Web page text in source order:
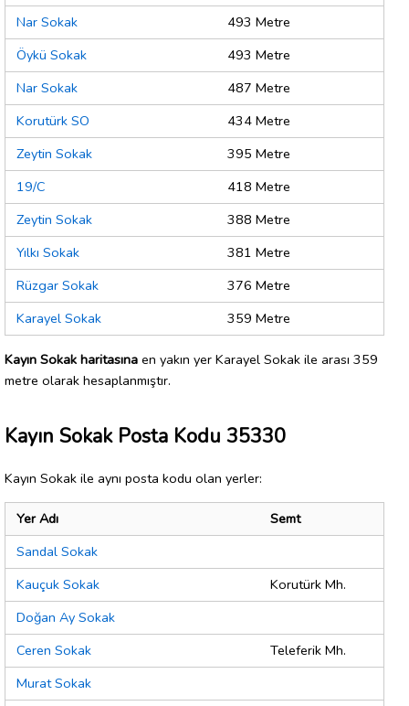
Nar Sokak
493 Metre
Öykü Sokak
493 Metre
Nar Sokak
487 Metre
Korutürk SO
434 Metre
Zeytin Sokak
395 Metre
19/C
418 Metre
Zeytin Sokak
388 Metre
Yılkı Sokak
381 Metre
Rüzgar Sokak
376 Metre
Karayel Sokak
359 Metre
Kayın Sokak haritasına en yakın yer Karayel Sokak ile arası 359
metre olarak hesaplanmıştır.
Kayın Sokak Posta Kodu 35330
Kayın Sokak ile aynı posta kodu olan yerler:
Yer Adı
Semt
Sandal Sokak
Kauçuk Sokak
Korutürk Mh.
Doğan Ay Sokak
Ceren Sokak
Teleferik Mh.
Murat Sokak